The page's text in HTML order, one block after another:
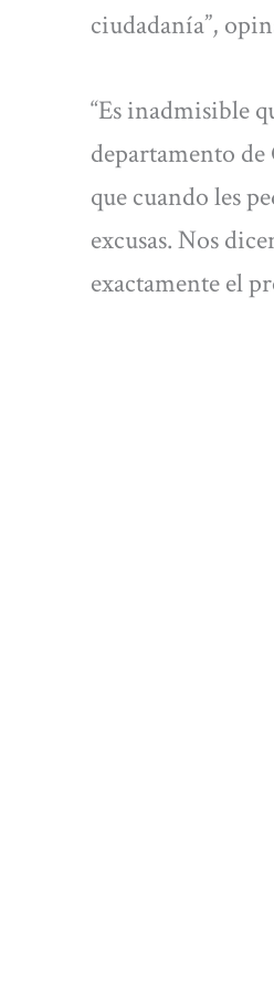
ciudadanía”,
“Es inadmisible
departamento
que cuando les
excusas. Nos
exactamente el